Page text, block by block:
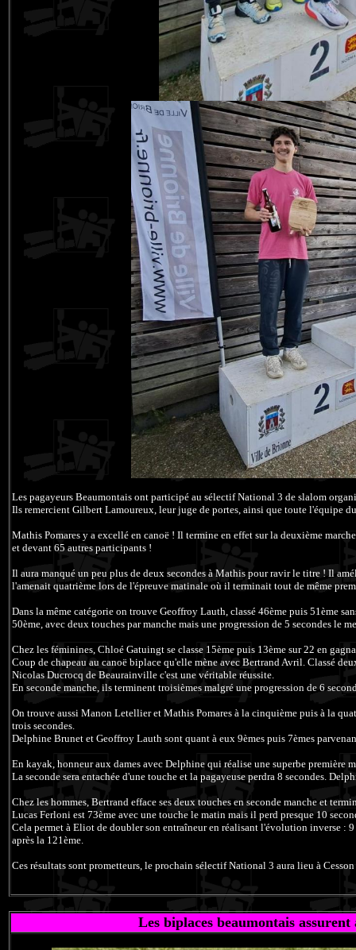
Les pagayeurs Beaumontais ont participé au sélectif National 3 de slalom
Ils remercient Gilbert Lamoureux, leur juge de portes, ainsi que toute l'équipe
Mathis Pomares y a excellé en canoë ! Il termine en effet sur la deuxième
et devant 65 autres participants !
Il aura manqué un peu plus de deux secondes à Mathis pour ravir le titre ! Il
l'amenait quatrième lors de l'épreuve matinale où il terminait tout de même
Dans la même catégorie on trouve Geoffroy Lauth, classé 46ème puis 51ème
50ème, avec deux touches par manche mais une progression de 5 secondes le
Chez les féminines, Chloé Gatuingt se classe 15ème puis 13ème sur 22 en
Coup de chapeau au canoë biplace qu'elle mène avec Bertrand Avril. Classé
Nicolas Ducrocq de Beaurainville c'est une véritable réussite.
En seconde manche, ils terminent troisièmes malgré une progression de 6
On trouve aussi Manon Letellier et Mathis Pomares à la cinquième puis à la
trois secondes.
Delphine Brunet et Geoffroy Lauth sont quant à eux 9èmes puis 7èmes
En kayak, honneur aux dames avec Delphine qui réalise une superbe première
La seconde sera entachée d'une touche et la pagayeuse perdra 8 secondes.
Chez les hommes, Bertrand efface ses deux touches en seconde manche et
Lucas Ferloni est 73ème avec une touche le matin mais il perd presque 10
Cela permet à Eliot de doubler son entraîneur en réalisant l'évolution inverse :
après la 121ème.
Ces résultats sont prometteurs, le prochain sélectif National 3 aura lieu à
Les biplaces beaumontais assurent